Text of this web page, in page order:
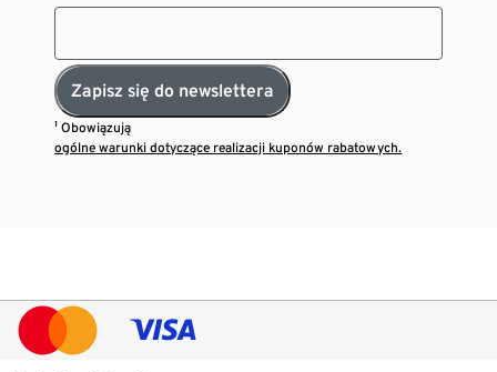
Zapisz się do newslettera
¹ Obowiązują
ogólne warunki dotyczące realizacji kuponów rabatowych.